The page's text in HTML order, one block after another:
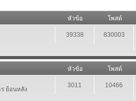
หัวข้อ โพสต์
39338 830003
หัวข้อ โพสต์
ย้อนหลัง
3011 10466